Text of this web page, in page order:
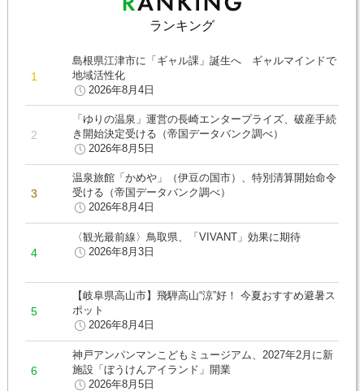
ランキング
島根県江津市に「ギャル課」誕生へ ギャルマインドで
地域活性化
2026年8月4日
「ゆりの温泉」運営の長崎エンタープライズ、破産手続
き開始決定受ける（帝国データバンク調べ）
2026年8月5日
温泉旅館「かめや」（伊豆の国市）、特別清算開始命令
受ける（帝国データバンク調べ）
2026年8月4日
〈観光最前線〉鳥取県、「VIVANT」効果に期待
2026年8月3日
【岐阜県高山市】飛騨高山“涼”好！ 今夏おすすめ避暑ス
ポット
2026年8月4日
神戸アンパンマンこどもミュージアム、2027年2月に新
施設「ぼうけんアイランド」開業
2026年8月5日